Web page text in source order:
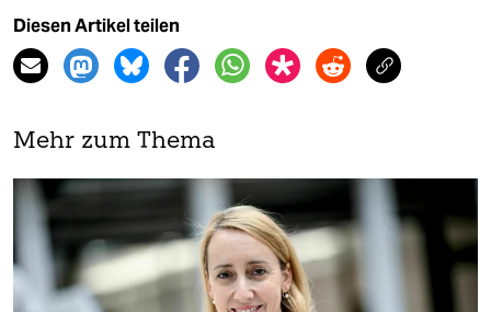
Diesen Artikel teilen
Mehr zum Thema